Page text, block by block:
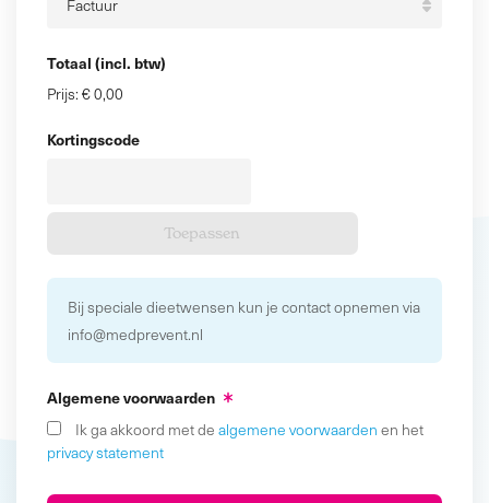
Totaal (incl. btw)
Prijs: € 0,00
Kortingscode
Bij speciale dieetwensen kun je contact opnemen via
info@medprevent.nl
Algemene voorwaarden
Ik ga akkoord met de algemene voorwaarden en het
privacy statement